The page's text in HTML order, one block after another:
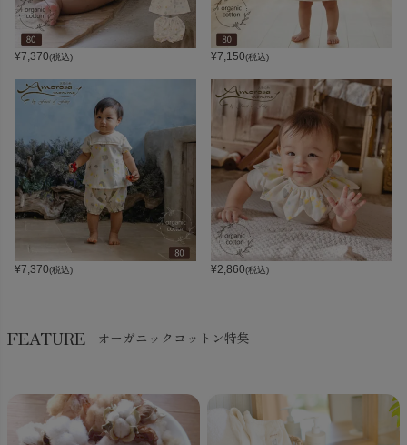
¥7,370(税込) ¥7,150(税込)
¥7,370(税込) ¥2,860(税込)
FEATURE オーガニックコットン特集